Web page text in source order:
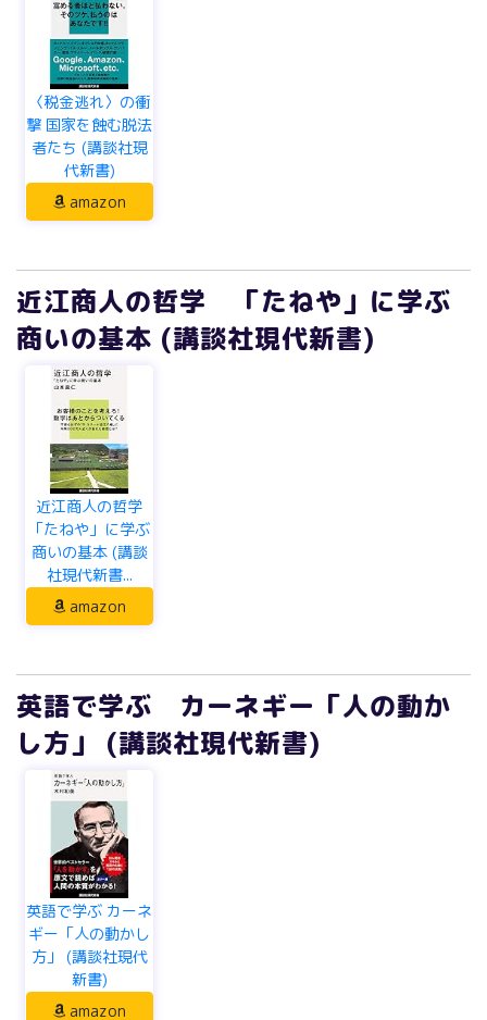
〈税金逃れ〉の衝
撃 国家を蝕む脱法
者たち (講談社現
代新書)
amazon
商いの基本 (講談社現代新書)
近江商人の哲学
「たねや」に学ぶ
商いの基本 (講談
社現代新書...
amazon
し方」 (講談社現代新書)
英語で学ぶ カーネ
ギー「人の動かし
方」 (講談社現代
新書)
amazon